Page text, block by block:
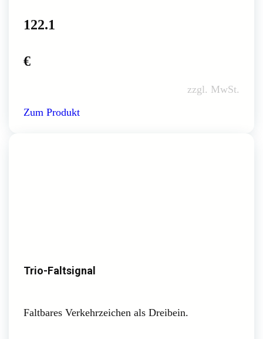
122.1
€
zzgl. MwSt.
Zum Produkt
Trio-Faltsignal
Faltbares Verkehrzeichen als Dreibein.